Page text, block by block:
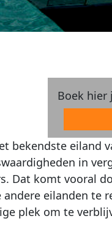
Boek hier
bekendste eiland
in
Dat komt vooral
andere eilanden te
plek om te